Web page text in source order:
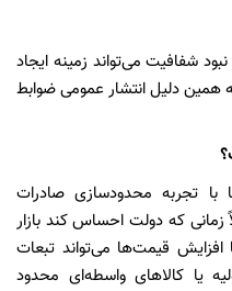
شفافیت می‌تواند زمینه ایجاد
همین دلیل انتشار عمومی ضوابط
با تجربه محدودسازی صادرات
که دولت احساس کند بازار
قیمت‌ها می‌تواند تبعات
یا کالاهای واسطه‌ای محدود